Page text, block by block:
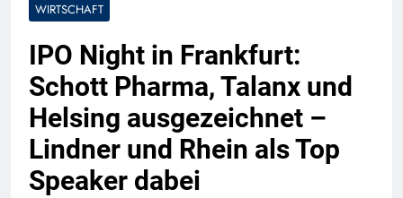
WIRTSCHAFT
IPO Night in Frankfurt:
Schott Pharma, Talanx und
Helsing ausgezeichnet –
Lindner und Rhein als Top
Speaker dabei